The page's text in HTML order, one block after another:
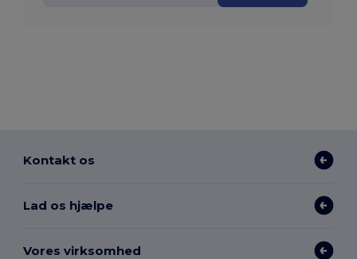
Kontakt os
Lad os hjælpe
Vores virksomhed